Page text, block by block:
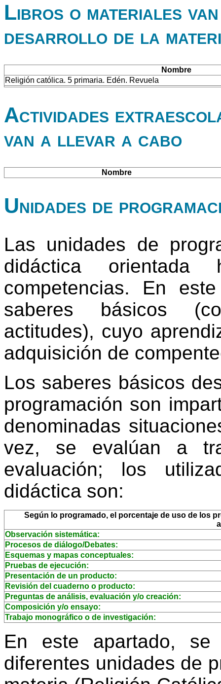
Libros o materiales
desarrollo de la
Nombre
Religión católica. 5 primaria. Edén. Revuela
Actividades
van a llevar a cabo
Nombre
Unidades de
Las unidades de
didáctica
competencias. En
saberes básicos
actitudes), cuyo
adquisición de
Los saberes básicos
programación son
denominadas
vez, se evalúan a
evaluación; los
didáctica son:
Según lo programado, el porcentaje de uso de los
Observación sistemática:
Procesos de diálogo/Debates:
Esquemas y mapas conceptuales:
Pruebas de ejecución:
Presentación de un producto:
Revisión del cuaderno o producto:
Preguntas de análisis, evaluación y/o creación:
Composición y/o ensayo:
Trabajo monográfico o de investigación:
En este apartado, se
diferentes unidades de